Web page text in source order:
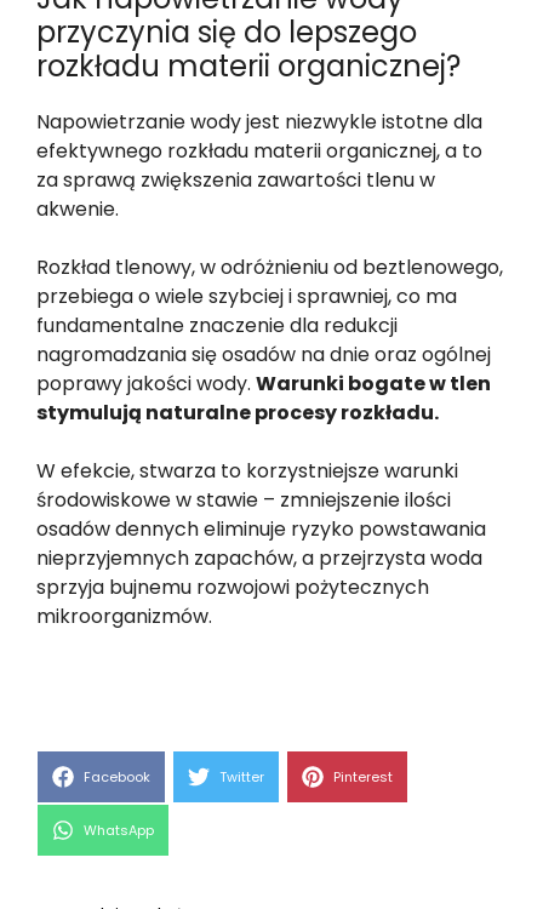
przyczynia się do lepszego
rozkładu materii organicznej?
Napowietrzanie wody jest niezwykle istotne dla
efektywnego rozkładu materii organicznej, a to
za sprawą zwiększenia zawartości tlenu w
akwenie.
Rozkład tlenowy, w odróżnieniu od beztlenowego,
przebiega o wiele szybciej i sprawniej, co ma
fundamentalne znaczenie dla redukcji
nagromadzania się osadów na dnie oraz ogólnej
poprawy jakości wody. Warunki bogate w tlen
stymulują naturalne procesy rozkładu.
W efekcie, stwarza to korzystniejsze warunki
środowiskowe w stawie – zmniejszenie ilości
osadów dennych eliminuje ryzyko powstawania
nieprzyjemnych zapachów, a przejrzysta woda
sprzyja bujnemu rozwojowi pożytecznych
mikroorganizmów.
Share
Facebook Share
Twitter Share
Pinterest
Share
WhatsApp